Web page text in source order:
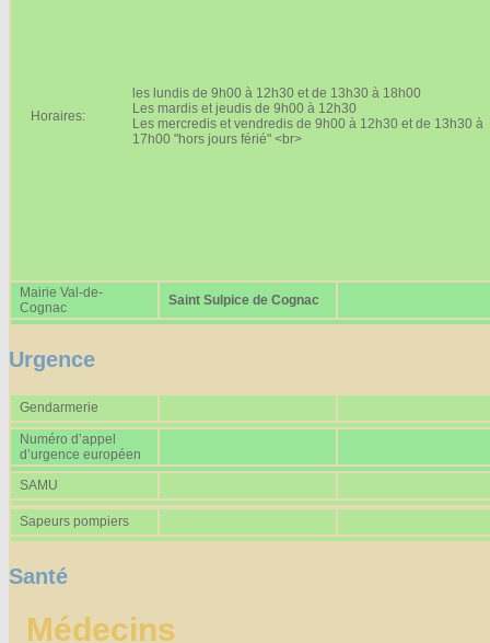
Horaires:
les lundis de 9h00 à 12h30 et de 13h30 à 18h00
Les mardis et jeudis de 9h00 à 12h30
Les mercredis et vendredis de 9h00 à 12h30 et de 13h30 à
17h00 "hors jours férié" <br>
Mairie Val-de-
Cognac
Saint Sulpice de Cognac
Urgence
Gendarmerie
Numéro d’appel
d’urgence européen
SAMU
Sapeurs pompiers
Santé
Médecins